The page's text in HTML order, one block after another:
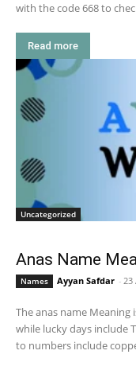
with the code 668 to
Read more
Uncategorized
Anas Name
Names Ayyan Safdar - 23
The anas name
while lucky days include
to numbers include